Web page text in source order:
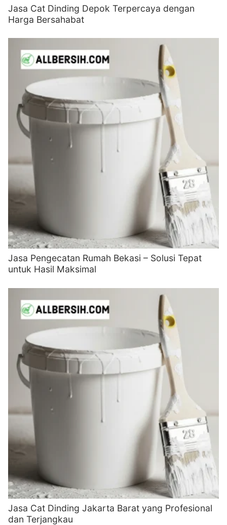
Jasa Cat Dinding Depok Terpercaya dengan
Harga Bersahabat
Jasa Pengecatan Rumah Bekasi – Solusi Tepat
untuk Hasil Maksimal
Jasa Cat Dinding Jakarta Barat yang Profesional
dan Terjangkau